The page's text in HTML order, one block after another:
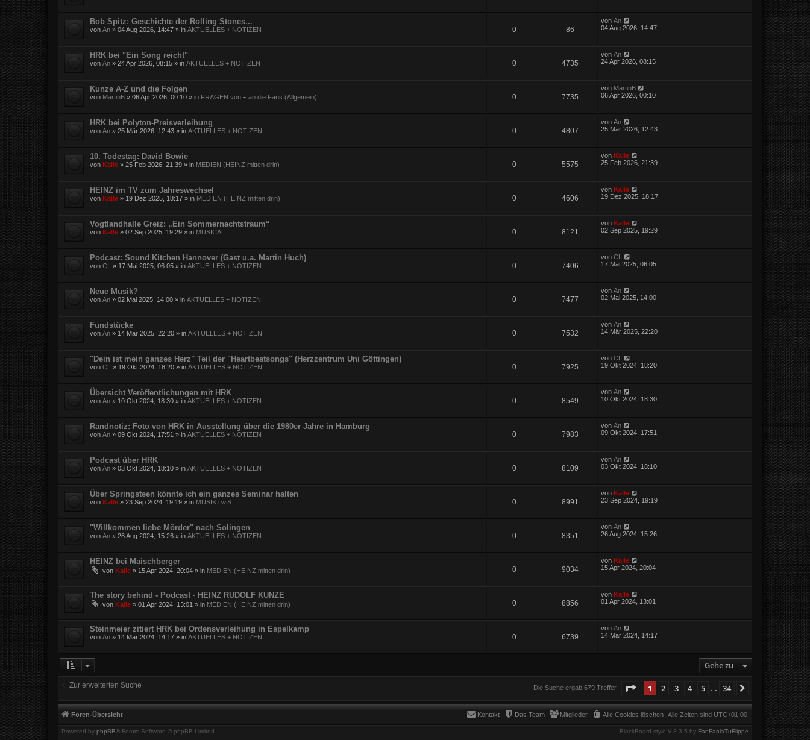
Bob Spitz: Geschichte der Rolling Stones...
von An » 04 Aug 2026, 14:47 » in AKTUELLES + NOTIZEN 0 86
von An
04 Aug 2026, 14:47
HRK bei "Ein Song reicht"
von An » 24 Apr 2026, 08:15 » in AKTUELLES + NOTIZEN 0 4735
von An
24 Apr 2026, 08:15
Kunze A-Z und die Folgen
von MartinB » 06 Apr 2026, 00:10 » in FRAGEN von + an die Fans (Allgemein) 0 7735
von MartinB
06 Apr 2026, 00:10
HRK bei Polyton-Preisverleihung
von An » 25 Mär 2026, 12:43 » in AKTUELLES + NOTIZEN 0 4807
von An
25 Mär 2026, 12:43
10. Todestag: David Bowie
von Kalle » 25 Feb 2026, 21:39 » in MEDIEN (HEINZ mitten drin) 0 5575
von Kalle
25 Feb 2026, 21:39
HEINZ im TV zum Jahreswechsel
von Kalle » 19 Dez 2025, 18:17 » in MEDIEN (HEINZ mitten drin) 0 4606
von Kalle
19 Dez 2025, 18:17
Vogtlandhalle Greiz: „Ein Sommernachtstraum“
von Kalle » 02 Sep 2025, 19:29 » in MUSICAL 0 8121
von Kalle
02 Sep 2025, 19:29
Podcast: Sound Kitchen Hannover (Gast u.a. Martin Huch)
von CL » 17 Mai 2025, 06:05 » in AKTUELLES + NOTIZEN 0 7406
von CL
17 Mai 2025, 06:05
Neue Musik?
von An » 02 Mai 2025, 14:00 » in AKTUELLES + NOTIZEN 0 7477
von An
02 Mai 2025, 14:00
Fundstücke
von An » 14 Mär 2025, 22:20 » in AKTUELLES + NOTIZEN 0 7532
von An
14 Mär 2025, 22:20
"Dein ist mein ganzes Herz" Teil der "Heartbeatsongs" (Herzzentrum Uni Göttingen)
von CL » 19 Okt 2024, 18:20 » in AKTUELLES + NOTIZEN 0 7925
von CL
19 Okt 2024, 18:20
Übersicht Veröffentlichungen mit HRK
von An » 10 Okt 2024, 18:30 » in AKTUELLES + NOTIZEN 0 8549
von An
10 Okt 2024, 18:30
Randnotiz: Foto von HRK in Ausstellung über die 1980er Jahre in Hamburg
von An » 09 Okt 2024, 17:51 » in AKTUELLES + NOTIZEN 0 7983
von An
09 Okt 2024, 17:51
Podcast über HRK
von An » 03 Okt 2024, 18:10 » in AKTUELLES + NOTIZEN 0 8109
von An
03 Okt 2024, 18:10
Über Springsteen könnte ich ein ganzes Seminar halten
von Kalle » 23 Sep 2024, 19:19 » in MUSIK i.w.S. 0 8991
von Kalle
23 Sep 2024, 19:19
"Willkommen liebe Mörder" nach Solingen
von An » 26 Aug 2024, 15:26 » in AKTUELLES + NOTIZEN 0 8351
von An
26 Aug 2024, 15:26
HEINZ bei Maischberger
von Kalle » 15 Apr 2024, 20:04 » in MEDIEN (HEINZ mitten drin) 0 9034
von Kalle
15 Apr 2024, 20:04
The story behind - Podcast · HEINZ RUDOLF KUNZE
von Kalle » 01 Apr 2024, 13:01 » in MEDIEN (HEINZ mitten drin) 0 8856
von Kalle
01 Apr 2024, 13:01
Steinmeier zitiert HRK bei Ordensverleihung in Espelkamp
von An » 14 Mär 2024, 14:17 » in AKTUELLES + NOTIZEN 0 6739
von An
14 Mär 2024, 14:17
Gehe zu
Zur erweiterten Suche Die Suche ergab 679 Treffer Seite von34
1 2 3 4 5 34 Nächste
Foren-Übersicht Alle Zeiten sind UTC+01:00
Alle Cookies löschen
Mitglieder
Das Team
Kontakt
Powered by phpBB® Forum Software © phpBB Limited BlackBoard style V.3.3.5 by FanFanlaTuFlippe